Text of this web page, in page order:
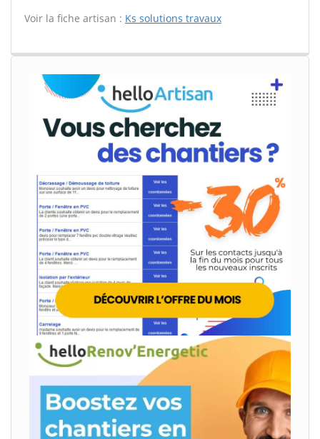
Voir la fiche artisan : Ks solutions travaux